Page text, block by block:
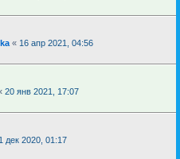
« 16 апр 2021, 04:56
20 янв 2021, 17:07
дек 2020, 01:17